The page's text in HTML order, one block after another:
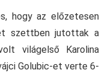
hogy az előzetesen
szettben jutottak a
világelső Karolina
Golubic-et verte 6-